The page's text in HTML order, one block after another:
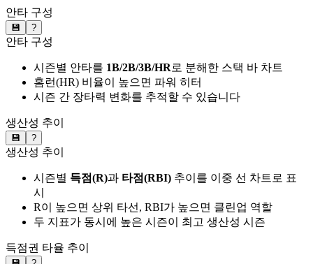
안타 구성
💾 ?
안타 구성
시즌별 안타를 1B/2B/3B/HR로 분해한 스택 바 차트
홈런(HR) 비율이 높으면 파워 히터
시즌 간 장타력 변화를 추적할 수 있습니다
생산성 추이
💾 ?
생산성 추이
시즌별 득점(R)과 타점(RBI) 추이를 이중 선 차트로 표
시
R이 높으면 상위 타선, RBI가 높으면 클린업 역할
두 지표가 동시에 높은 시즌이 최고 생산성 시즌
득점권 타율 추이